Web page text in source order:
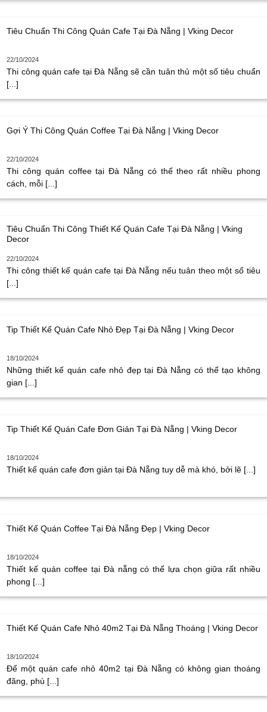
Tiêu Chuẩn Thi Công Quán Cafe Tại Đà Nẵng | Vking Decor
22/10/2024
Thi công quán cafe tại Đà Nẵng sẽ cần tuân thủ một số tiêu chuẩn
[...]
Gợi Ý Thi Công Quán Coffee Tại Đà Nẵng | Vking Decor
22/10/2024
Thi công quán coffee tại Đà Nẵng có thể theo rất nhiều phong
cách, mỗi [...]
Tiêu Chuẩn Thi Công Thiết Kế Quán Cafe Tại Đà Nẵng | Vking
Decor
22/10/2024
Thi công thiết kế quán cafe tại Đà Nẵng nếu tuân theo một số tiêu
[...]
Tip Thiết Kế Quán Cafe Nhỏ Đẹp Tại Đà Nẵng | Vking Decor
18/10/2024
Những thiết kế quán cafe nhỏ đẹp tại Đà Nẵng có thể tạo không
gian [...]
Tip Thiết Kế Quán Cafe Đơn Giản Tại Đà Nẵng | Vking Decor
18/10/2024
Thiết kế quán cafe đơn giản tại Đà Nẵng tuy dễ mà khó, bởi lẽ [...]
Thiết Kế Quán Coffee Tại Đà Nẵng Đẹp | Vking Decor
18/10/2024
Thiết kế quán coffee tại Đà nẵng có thể lựa chọn giữa rất nhiều
phong [...]
Thiết Kế Quán Cafe Nhỏ 40m2 Tại Đà Nẵng Thoáng | Vking Decor
18/10/2024
Để một quán cafe nhỏ 40m2 tại Đà Nẵng có không gian thoáng
đãng, phù [...]